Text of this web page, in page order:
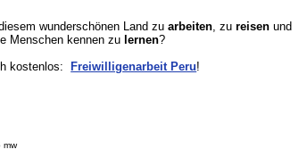
wunderschönen Land zuarbeiten, zureisen und
Menschen kennen zu lernen?
kostenlos:
Freiwilligenarbeit Peru!
mw